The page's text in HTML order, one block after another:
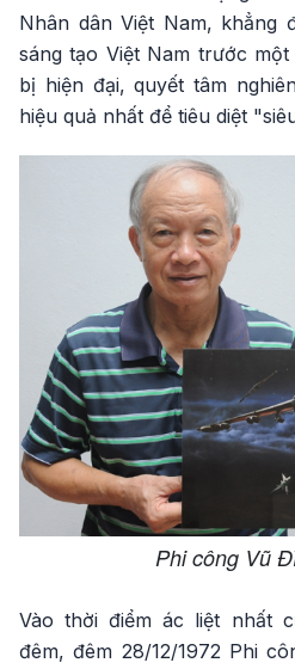
Nhân dân Việt Nam,
sáng tạo Việt Nam trước
bị hiện đại, quyết tâm
hiệu quả nhất để tiêu diệt
Phi công Vũ
Vào thời điểm ác liệt nhất
đêm, đêm 28/12/1972 Phi